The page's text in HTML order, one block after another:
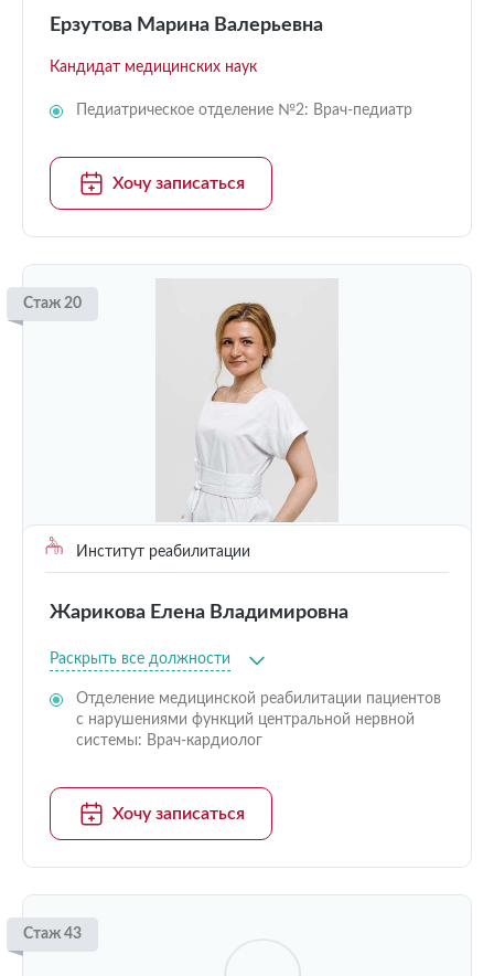
Ерзутова Марина Валерьевна
Кандидат медицинских наук
Педиатрическое отделение №2: Врач-педиатр
Хочу записаться
Стаж 20
Институт реабилитации
Жарикова Елена Владимировна
Раскрыть все должности
Отделение медицинской реабилитации пациентов
с нарушениями функций центральной нервной
системы: Врач-кардиолог
Хочу записаться
Стаж 43